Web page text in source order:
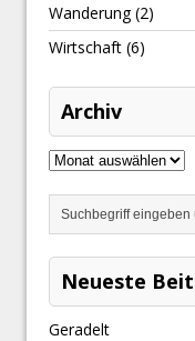
Wanderung(2)
Wirtschaft (6)
Archiv
Neueste
Geradelt